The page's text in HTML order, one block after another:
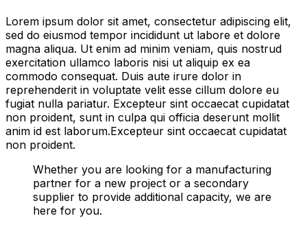
Lorem ipsum dolor sit amet, consectetur adipiscing elit,
sed do eiusmod tempor incididunt ut labore et dolore
magna aliqua. Ut enim ad minim veniam, quis nostrud
exercitation ullamco laboris nisi ut aliquip ex ea
commodo consequat. Duis aute irure dolor in
reprehenderit in voluptate velit esse cillum dolore eu
fugiat nulla pariatur. Excepteur sint occaecat cupidatat
non proident, sunt in culpa qui officia deserunt mollit
anim id est laborum.Excepteur sint occaecat cupidatat
non proident.
Whether you are looking for a manufacturing
partner for a new project or a secondary
supplier to provide additional capacity, we are
here for you.